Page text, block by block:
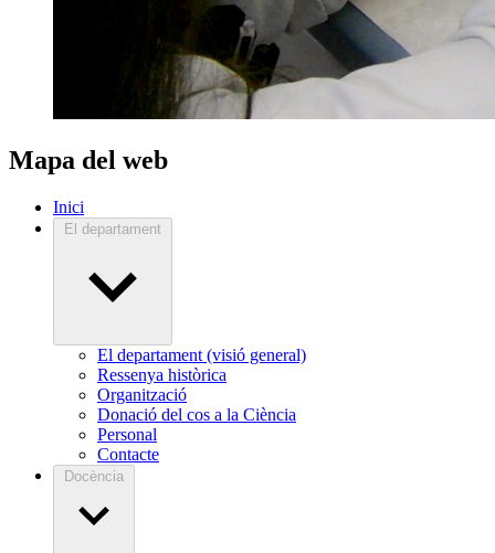
Mapa del web
Inici
El departament
El departament (visió general)
Ressenya històrica
Organització
Donació del cos a la Ciència
Personal
Contacte
Docència